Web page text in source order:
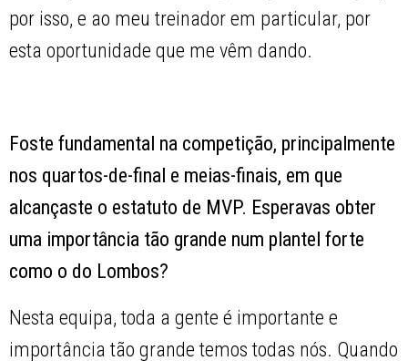
por isso, e ao meu treinador em particular, por
esta oportunidade que me vêm dando.
Foste fundamental na competição, principalmente
nos quartos-de-final e meias-finais, em que
alcançaste o estatuto de MVP. Esperavas obter
uma importância tão grande num plantel forte
como o do Lombos?
Nesta equipa, toda a gente é importante e
importância tão grande temos todas nós. Quando